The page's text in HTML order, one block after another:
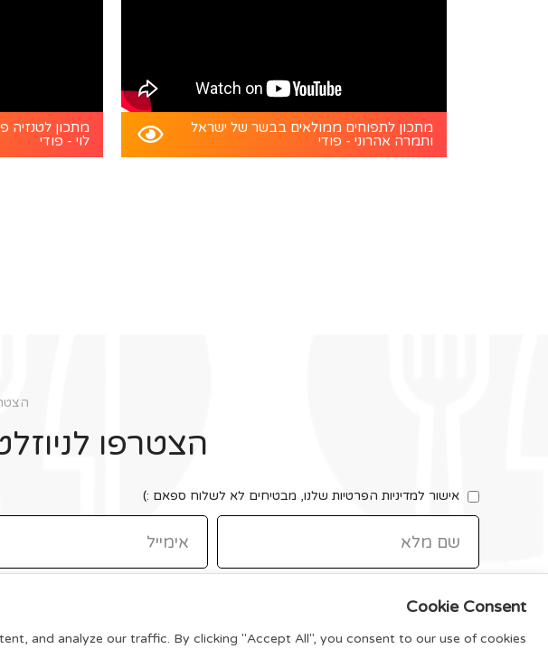
מתכון לתפוחים ממולאים בבשר של ישראל
ותמרה אהרוני - פודי
מתכון לטנזיה
לוי - פודי
הצטרפו
אישור למדיניות הפרטיות שלנו, מבטיחים לא לשלוח ספאם :)
Cookie Consent
and analyze our traffic. By clicking "Accept All", you consent to our use of cookies.